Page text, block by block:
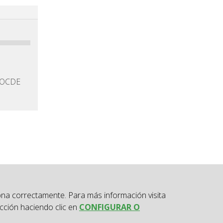
correctamente. Para más información visita
haciendo clic en CONFIGURAR O